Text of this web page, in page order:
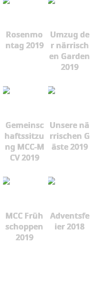
Rosenmo
ntag 2019
Umzug de
r närrisch
en Garden
2019
Gemeinsc
haftssitzu
ng MCC-M
CV 2019
Unsere nä
rrischen G
äste 2019
MCC Früh
schoppen
2019
Adventsfe
ier 2018